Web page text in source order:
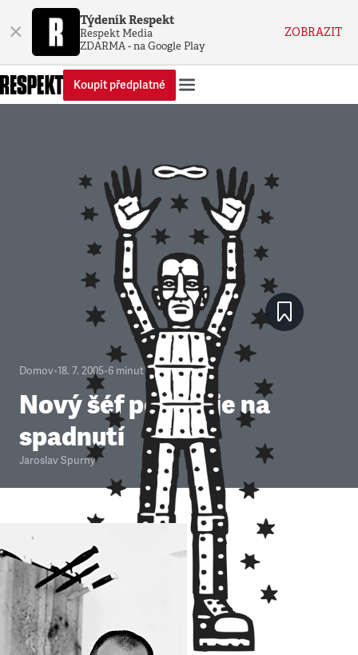
× Týdeník Respekt
Respekt Media
ZDARMA - na Google Play
ZOBRAZIT
Koupit předplatné
Domov•18. 7. 2005•6 minut
Nový šéf policie je na
spadnutí
Jaroslav Spurný